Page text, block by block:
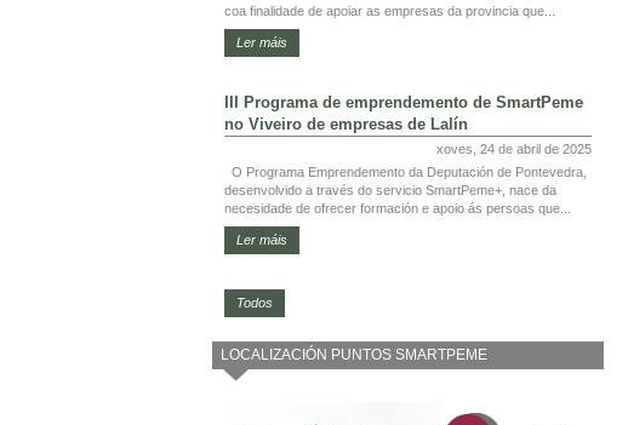
coa finalidade de apoiar as empresas da provincia que...
Ler máis
III Programa de emprendemento de SmartPeme
no Viveiro de empresas de Lalín
xoves, 24 de abril de 2025
O Programa Emprendemento da Deputación de Pontevedra,
desenvolvido a través do servicio SmartPeme+, nace da
necesidade de ofrecer formación e apoio ás persoas que...
Ler máis
Todos
LOCALIZACIÓN PUNTOS SMARTPEME